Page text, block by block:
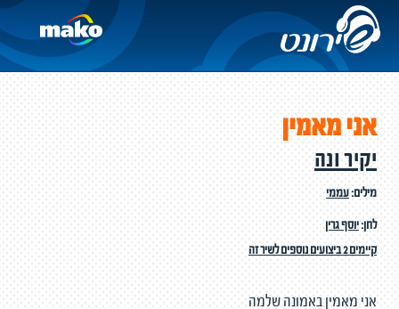
אני מאמין
יקיר ונה
מילים:עממי
לחן:יוסף גרין
קיימים 2 ביצועים נוספים לשיר זה
אני מאמין באמונה שלמה